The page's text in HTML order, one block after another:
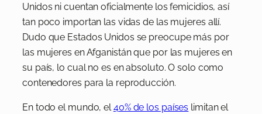
Unidos ni cuentan oficialmente los femicidios, así
tan poco importan las vidas de las mujeres allí.
Dudo que Estados Unidos se preocupe más por
las mujeres en Afganistán que por las mujeres en
su país, lo cual no es en absoluto. O solo como
contenedores para la reproducción.
En todo el mundo, el40% de los países limitan el